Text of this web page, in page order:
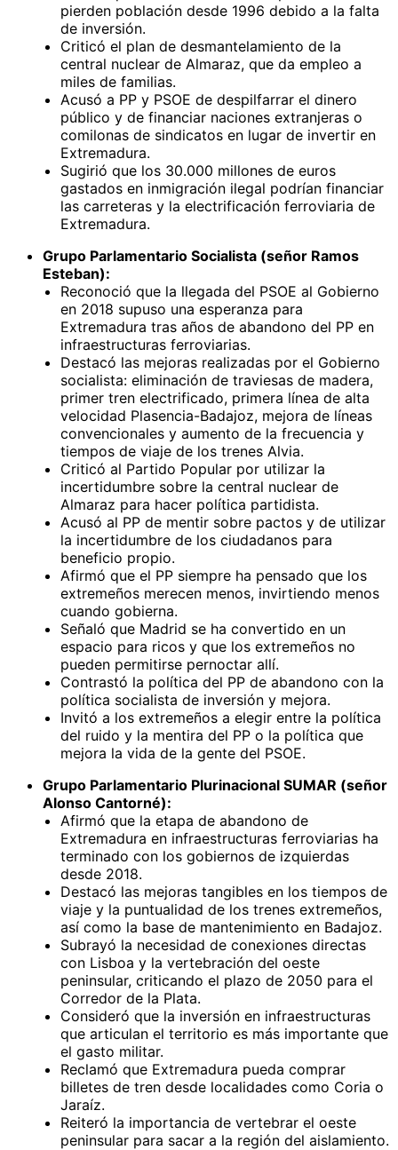
pierden población desde 1996 debido a la falta
de inversión.
Criticó el plan de desmantelamiento de la
central nuclear de Almaraz, que da empleo a
miles de familias.
Acusó a PP y PSOE de despilfarrar el dinero
público y de financiar naciones extranjeras o
comilonas de sindicatos en lugar de invertir en
Extremadura.
Sugirió que los 30.000 millones de euros
gastados en inmigración ilegal podrían financiar
las carreteras y la electrificación ferroviaria de
Extremadura.
Grupo Parlamentario Socialista (señor Ramos
Esteban):
Reconoció que la llegada del PSOE al Gobierno
en 2018 supuso una esperanza para
Extremadura tras años de abandono del PP en
infraestructuras ferroviarias.
Destacó las mejoras realizadas por el Gobierno
socialista: eliminación de traviesas de madera,
primer tren electrificado, primera línea de alta
velocidad Plasencia-Badajoz, mejora de líneas
convencionales y aumento de la frecuencia y
tiempos de viaje de los trenes Alvia.
Criticó al Partido Popular por utilizar la
incertidumbre sobre la central nuclear de
Almaraz para hacer política partidista.
Acusó al PP de mentir sobre pactos y de utilizar
la incertidumbre de los ciudadanos para
beneficio propio.
Afirmó que el PP siempre ha pensado que los
extremeños merecen menos, invirtiendo menos
cuando gobierna.
Señaló que Madrid se ha convertido en un
espacio para ricos y que los extremeños no
pueden permitirse pernoctar allí.
Contrastó la política del PP de abandono con la
política socialista de inversión y mejora.
Invitó a los extremeños a elegir entre la política
del ruido y la mentira del PP o la política que
mejora la vida de la gente del PSOE.
Grupo Parlamentario Plurinacional SUMAR (señor
Alonso Cantorné):
Afirmó que la etapa de abandono de
Extremadura en infraestructuras ferroviarias ha
terminado con los gobiernos de izquierdas
desde 2018.
Destacó las mejoras tangibles en los tiempos de
viaje y la puntualidad de los trenes extremeños,
así como la base de mantenimiento en Badajoz.
Subrayó la necesidad de conexiones directas
con Lisboa y la vertebración del oeste
peninsular, criticando el plazo de 2050 para el
Corredor de la Plata.
Consideró que la inversión en infraestructuras
que articulan el territorio es más importante que
el gasto militar.
Reclamó que Extremadura pueda comprar
billetes de tren desde localidades como Coria o
Jaraíz.
Reiteró la importancia de vertebrar el oeste
peninsular para sacar a la región del aislamiento.